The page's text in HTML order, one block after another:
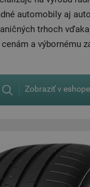
automobily aj
trhoch
a výbornému
Zobraziť v eshope